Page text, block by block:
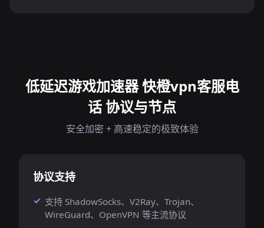
低延迟游戏加速器 快橙vpn客服电
话 协议与节点
安全加密 + 高速稳定的极致体验
协议支持
支持 ShadowSocks、V2Ray、Trojan、
WireGuard、OpenVPN 等主流协议